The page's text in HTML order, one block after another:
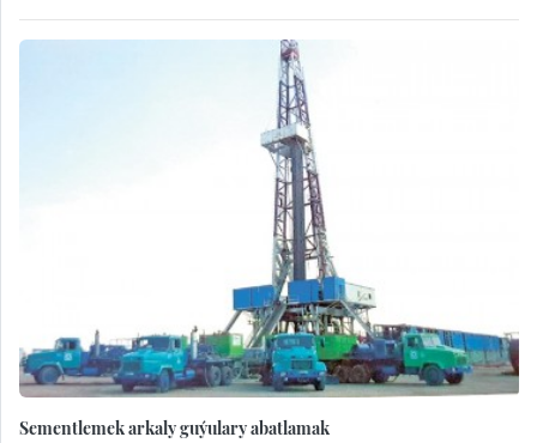
Sementlemek arkaly guýulary abatlamak